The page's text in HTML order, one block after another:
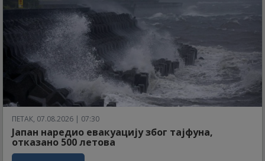
ПЕТАК, 07.08.2026 | 07:30
Јапан наредио евакуацију због тајфуна,
отказано 500 летова